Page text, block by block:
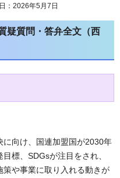
：2026年5月7日
疑質問・答弁全文（西
向け、国連加盟国が2030年
標、SDGsが注目をされ、
や事業に取り入れる動きが